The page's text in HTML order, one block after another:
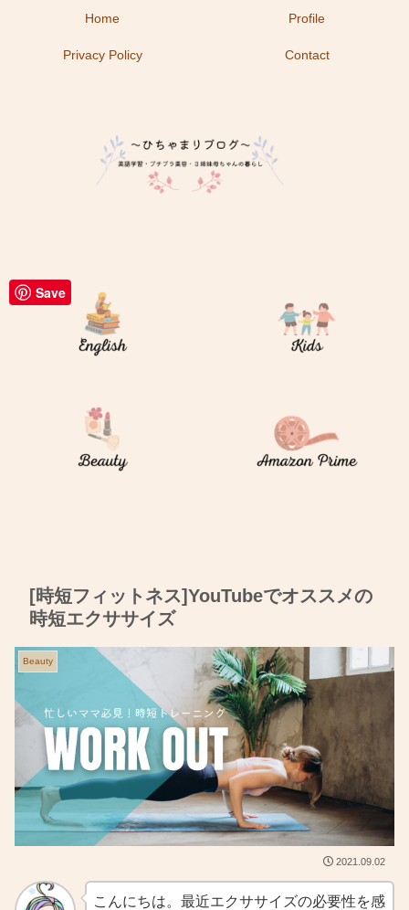
Home Profile
Privacy Policy Contact
[時短フィットネス]YouTubeでオススメの
時短エクササイズ
Beauty
2021.09.02
こんにちは。最近エクササイズの必要性を感
Save